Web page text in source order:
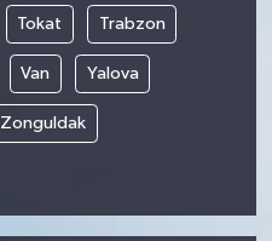
Tokat Trabzon
Van Yalova
Zonguldak